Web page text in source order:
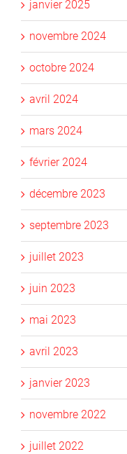
janvier 2025
novembre 2024
octobre 2024
avril 2024
mars 2024
février 2024
décembre 2023
septembre 2023
juillet 2023
juin 2023
mai 2023
avril 2023
janvier 2023
novembre 2022
juillet 2022